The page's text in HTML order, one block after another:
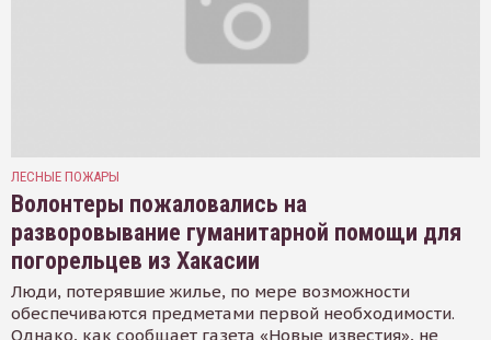
ЛЕСНЫЕ ПОЖАРЫ
Волонтеры пожаловались на
разворовывание гуманитарной помощи для
погорельцев из Хакасии
Люди, потерявшие жилье, по мере возможности
обеспечиваются предметами первой необходимости.
Однако, как сообщает газета «Новые известия», не